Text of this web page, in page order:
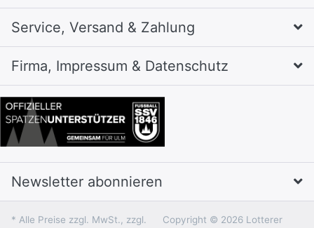
Service, Versand & Zahlung
Firma, Impressum & Datenschutz
Newsletter abonnieren
* Alle Preise zzgl. MwSt., zzgl. Copyright © 2026 Lotterer